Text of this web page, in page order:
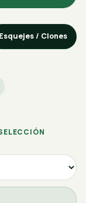
Esquejes / Clones